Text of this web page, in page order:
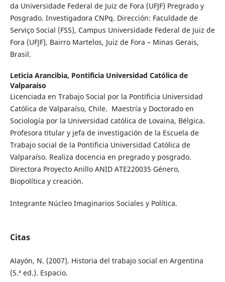
da Universidade Federal de Juiz de Fora (UFJF) Pregrado y
Posgrado. Investigadora CNPq. Dirección: Faculdade de
Serviço Social (FSS), Campus Universidade Federal de Juiz de
Fora (UFJF), Bairro Martelos, Juiz de Fora – Minas Gerais,
Brasil.
Leticia Arancibia, Pontificia Universidad Católica de
Valparaíso
Licenciada en Trabajo Social por la Pontificia Universidad
Católica de Valparaíso, Chile. Maestría y Doctorado en
Sociología por la Universidad católica de Lovaina, Bélgica.
Profesora titular y jefa de investigación de la Escuela de
Trabajo social de la Pontificia Universidad Católica de
Valparaíso. Realiza docencia en pregrado y posgrado.
Directora Proyecto Anillo ANID ATE220035 Género,
Biopolítica y creación.
Integrante Núcleo Imaginarios Sociales y Política.
Citas
Alayón, N. (2007). Historia del trabajo social en Argentina
(5.ª ed.). Espacio.